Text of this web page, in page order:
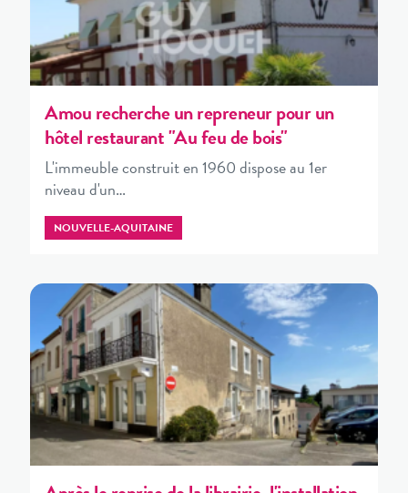
Amou recherche un repreneur pour un
hôtel restaurant "Au feu de bois"
L'immeuble construit en 1960 dispose au 1er
niveau d'un…
NOUVELLE-AQUITAINE